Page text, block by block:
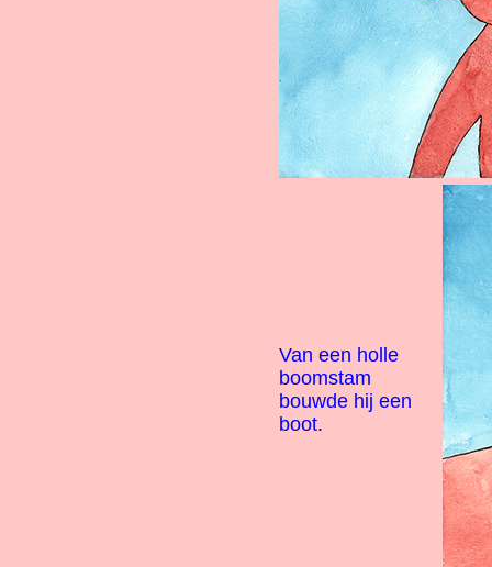
Van een holle
boomstam
bouwde hij een
boot.